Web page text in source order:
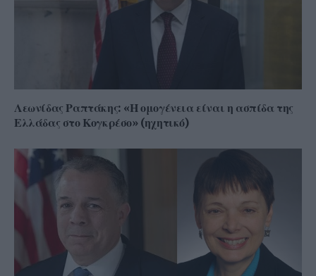
Λεωνίδας Ραπτάκης: «Η ομογένεια είναι η ασπίδα της
Ελλάδας στο Κογκρέσο» (ηχητικό)